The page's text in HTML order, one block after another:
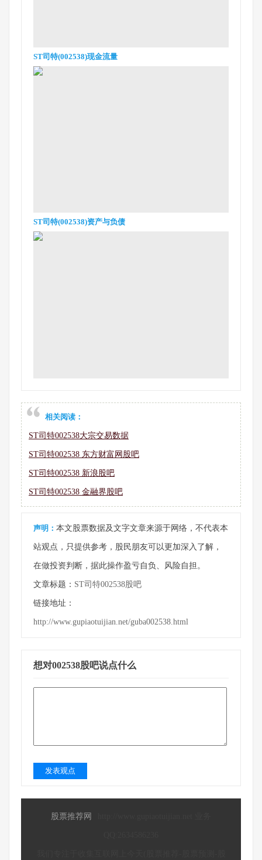
ST司特(002538)现金流量
ST司特(002538)资产与负债
相关阅读：
ST司特002538大宗交易数据
ST司特002538 东方财富网股吧
ST司特002538 新浪股吧
ST司特002538 金融界股吧
声明： 本文股票数据及文字文章来源于网络，不代表本
站观点，只提供参考，股民朋友可以更加深入了解，
在做投资判断，据此操作盈亏自负、风险自担。
文章标题： ST司特002538股吧
链接地址：
http://www.gupiaotuijian.net/guba002538.html
想对002538股吧说点什么
发表观点
股票推荐网